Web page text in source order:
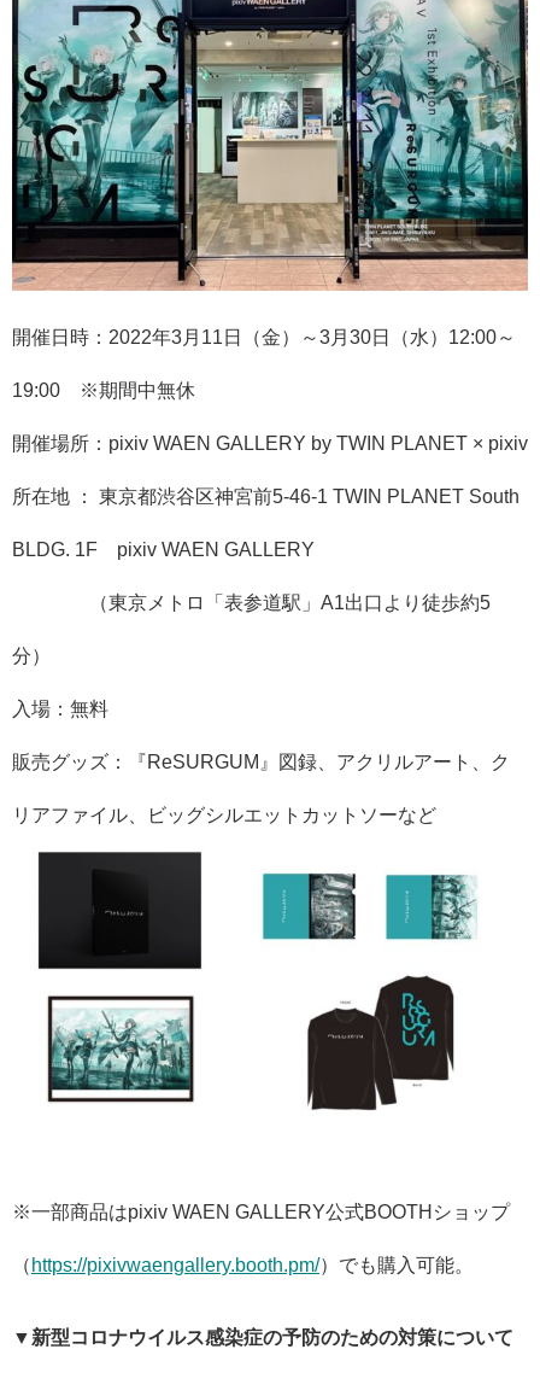
開催日時：2022年3月11日（金）～3月30日（水）12:00～
19:00 ※期間中無休
開催場所：pixiv WAEN GALLERY by TWIN PLANET × pixiv
所在地 ： 東京都渋谷区神宮前5-46-1 TWIN PLANET South
BLDG. 1F pixiv WAEN GALLERY
（東京メトロ「表参道駅」A1出口より徒歩約5
分）
入場：無料
販売グッズ：『ReSURGUM』図録、アクリルアート、 ク
リアファイル、ビッグシルエットカットソーなど
※一部商品はpixiv WAEN GALLERY公式BOOTHショップ
（ https://pixivwaengallery.booth.pm/）でも購入可能。
▼新型コロナウイルス感染症の予防のための対策について